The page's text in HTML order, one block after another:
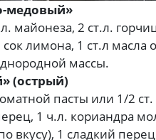
медовый»
майонеза, 2 ст.л.
сок лимона, 1 ст.л
массы.
(острый)
пасты или 1/2
1 ч.л. кориандра
вкусу), 1 сладкий